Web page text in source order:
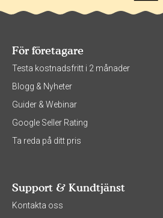
För företagare
Testa kostnadsfritt i 2 månader
Blogg & Nyheter
Guider & Webinar
Google Seller Rating
Ta reda på ditt pris
Support & Kundtjänst
Kontakta oss